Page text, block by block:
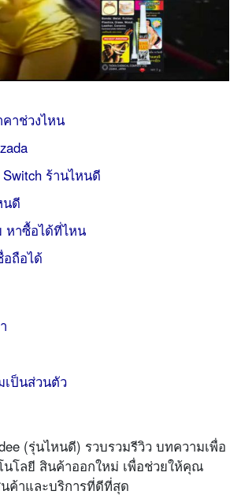
คาช่วงไหน
ร้านไหนดี
นดี
หาซื้อได้ที่ไหน
อถือได้
เป็นส่วนตัว
(รุ่นไหนดี) รวบรวมรีวิว บทความเพื่อ
นโลยี สินค้าออกใหม่ เพื่อช่วยให้คุณ
ค้าและบริการที่ดีที่สุด